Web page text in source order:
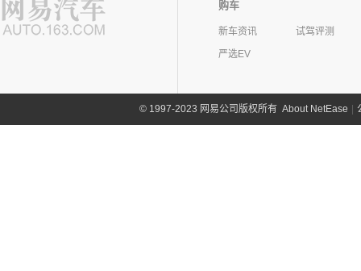
购车
新车资讯
试驾评测
严选EV
©1997-2023 网易公司版权所有 About NetEase